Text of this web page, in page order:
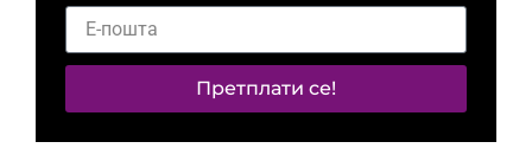
Претплати се!